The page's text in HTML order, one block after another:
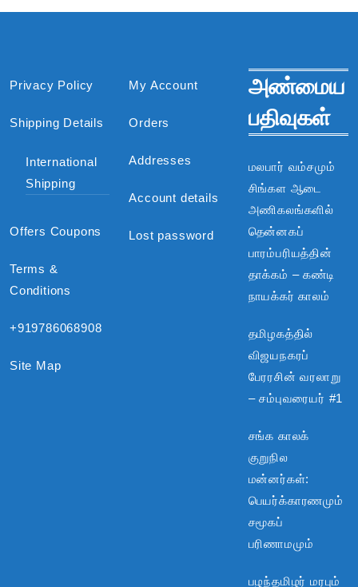
Privacy Policy
Shipping Details
International
Shipping
Offers Coupons
Terms &
Conditions
+919786068908
Site Map
My Account
Orders
Addresses
Account details
Lost password
அண்மைய
பதிவுகள்
மலபார் வம்சமும்
சிங்கள ஆடை
அணிகலங்களில்
தென்னகப்
பாரம்பரியத்தின்
தாக்கம் – கண்டி
நாயக்கர் காலம்
தமிழகத்தில்
விஜயநகரப்
பேரரசின் வரலாறு
– சம்புவரையர் #1
சங்க காலக்
குறுநில
மன்னர்கள்:
பெயர்க்காரணமும்
சமூகப்
பரிணாமமும்
பழந்தமிழர் மரபும்